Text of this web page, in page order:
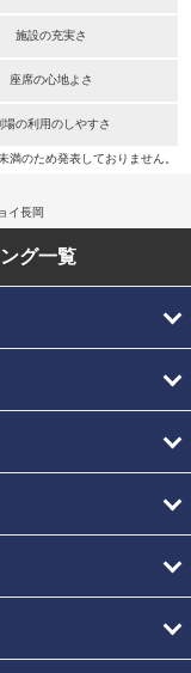
施設の充実さ
座席の心地よさ
場の利用のしやすさ
のため発表しておりません。
イ長岡
グ一覧